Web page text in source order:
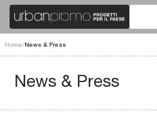
Home/News & Press
News & Press